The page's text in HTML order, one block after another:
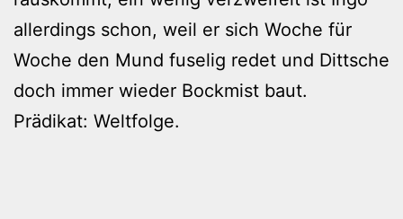
allerdings schon, weil er sich Woche für
Woche den Mund fuselig redet und Dittsche
doch immer wieder Bockmist baut.
Prädikat: Weltfolge.